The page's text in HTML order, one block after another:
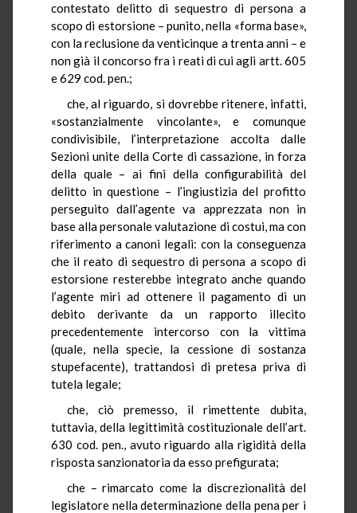
contestato delitto di sequestro di persona a
scopo di estorsione – punito, nella «forma base»,
con la reclusione da venticinque a trenta anni – e
non già il concorso fra i reati di cui agli artt. 605
e 629 cod. pen.;
che, al riguardo, si dovrebbe ritenere, infatti,
«sostanzialmente vincolante», e comunque
condivisibile, l’interpretazione accolta dalle
Sezioni unite della Corte di cassazione, in forza
della quale – ai fini della configurabilità del
delitto in questione – l’ingiustizia del profitto
perseguito dall’agente va apprezzata non in
base alla personale valutazione di costui, ma con
riferimento a canoni legali: con la conseguenza
che il reato di sequestro di persona a scopo di
estorsione resterebbe integrato anche quando
l’agente miri ad ottenere il pagamento di un
debito derivante da un rapporto illecito
precedentemente intercorso con la vittima
(quale, nella specie, la cessione di sostanza
stupefacente), trattandosi di pretesa priva di
tutela legale;
che, ciò premesso, il rimettente dubita,
tuttavia, della legittimità costituzionale dell’art.
630 cod. pen., avuto riguardo alla rigidità della
risposta sanzionatoria da esso prefigurata;
che – rimarcato come la discrezionalità del
legislatore nella determinazione della pena per i